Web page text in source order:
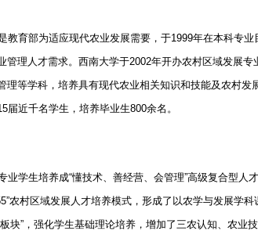
教育部为适应现代农业发展需要，于1999年在本科专业
管理人才需求。西南大学于2002年开办农村区域发展专
理等学科，培养具有现代农业相关知识和技能及农村发
届近千名学生，培养毕业生800余名。
业学生培养成“懂技术、善经营、会管理”高级复合型人
农村区域发展人才培养模式，形成了以农学与发展学
块” ，强化学生基础理论培养，增加了三农认知、农业